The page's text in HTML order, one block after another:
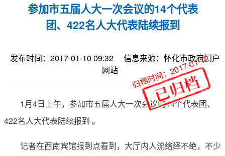
参加市五届人大一次会议的14个代表
团、422名人大代表陆续报到
发布时间：2017-01-10 09:32
信息来源：怀化市政府门户
网站
1月4日上午，参加市五届人大一次会议的14个代表团、
422名人大代表陆续报到 。
记者在西南宾馆报到点看到，大厅内人流络绎不绝，不少
归档时间：2017-01-12